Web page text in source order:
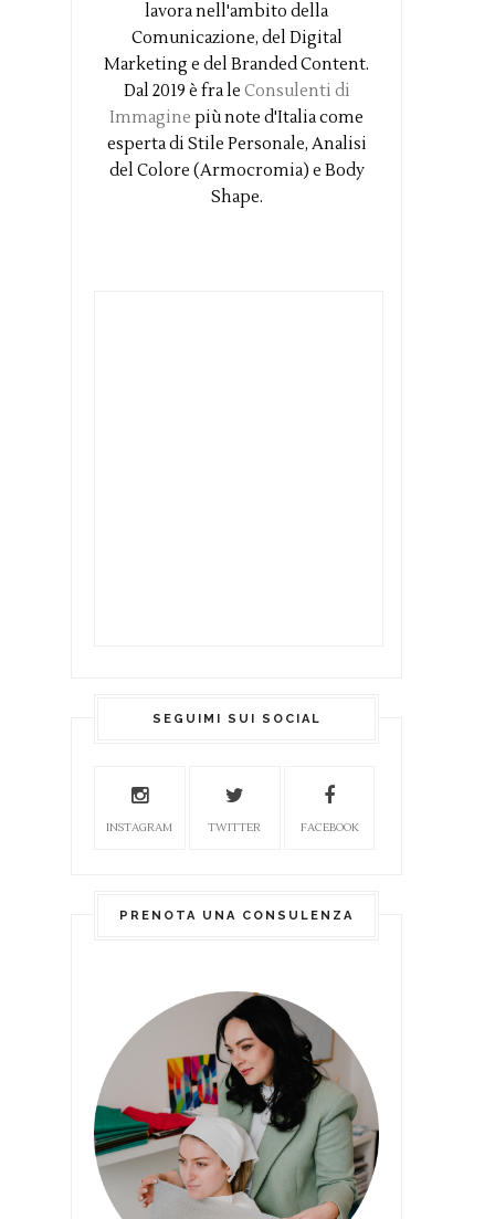
lavora nell'ambito della
Comunicazione, del Digital
Marketing e del Branded Content.
Dal 2019 è fra le Consulenti di
Immagine più note d'Italia come
esperta di Stile Personale, Analisi
del Colore (Armocromia) e Body
Shape.
SEGUIMI SUI SOCIAL
INSTAGRAM TWITTER FACEBOOK
PRENOTA UNA CONSULENZA